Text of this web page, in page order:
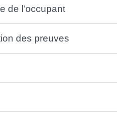
de l'occupant
des preuves